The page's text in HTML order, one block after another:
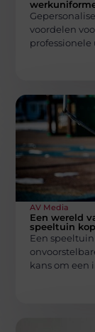
voordelen
professionele
AV Media
Een wereld
speeltuin
Een
kans om een